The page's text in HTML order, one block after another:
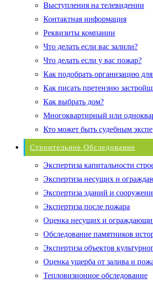
Выступления на телевидении
Контактная информация
Реквизиты компании
Что делать если вас залили?
Что делать если у вас пожар?
Как подобрать организацию
Как писать претензию
Как выбрать дом?
Многоквартирный или
Кто может быть судебным
Строительное Обследование
Экспертиза капитальности
Экспертиза несущих и
Экспертиза зданий и
Экспертиза после пожара
Оценка несущих и
Обследование памятников
Экспертиза объектов
Оценка ущерба от залива и
Тепловизионное обследование